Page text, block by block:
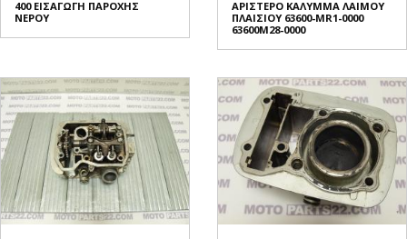
400 ΕΙΣΑΓΩΓΗ ΠΑΡΟΧΗΣ
ΝΕΡΟΥ
ΑΡΙΣΤΕΡΟ ΚΑΛΥΜΜΑ ΛΑΙΜΟΥ
ΠΛΑΙΣΙΟΥ 63600-MR1-0000
63600M28-0000